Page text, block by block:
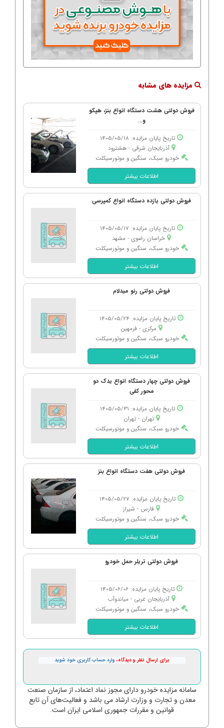
مزایده های مشابه
فروش دولتی هشت دستگاه انواع بنز، هپکو
و...
تاریخ پایان مزایده: 1405/05/18
آذربایجان شرقی - هشترود
خودرو سبک، سنگین و موتورسیکلت
اطلاعات بیشتر
فروش دولتی یازده دستگاه انواع کمپرسی
تاریخ پایان مزایده: 1405/05/17
خراسان رضوی - مشهد
خودرو سبک، سنگین و موتورسیکلت
اطلاعات بیشتر
فروش دولتی رنو میدلام
تاریخ پایان مزایده: 1405/05/24
مرکزی - فرمهین
خودرو سبک، سنگین و موتورسیکلت
اطلاعات بیشتر
فروش دولتی چهار دستگاه انواع یدک دو
محور کفی
تاریخ پایان مزایده: 1405/05/31
تهران - تهران
خودرو سبک، سنگین و موتورسیکلت
اطلاعات بیشتر
فروش دولتی هفت دستگاه انواع بنز
تاریخ پایان مزایده: 1405/05/27
فارس - شیراز
خودرو سبک، سنگین و موتورسیکلت
اطلاعات بیشتر
فروش دولتی تریلر حمل خودرو
تاریخ پایان مزایده: 1405/06/06
آذربایجان غربی - میاندوآب
خودرو سبک، سنگین و موتورسیکلت
اطلاعات بیشتر
برای ارسال نظر و دیدگاه، وارد حساب کاربری خود شوید
سامانه مزایده خودرو دارای مجوز نماد اعتماد، از سازمان صنعت
معدن و تجارت و وزارت ارشاد می باشد و فعالیت‌های آن تابع
قوانین و مقررات جمهوری اسلامی ایران است.